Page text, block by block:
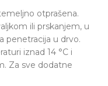
otprašena.
ili prskanjem, u
penetracija u drvo.
iznad 14 °C i
Za sve dodatne